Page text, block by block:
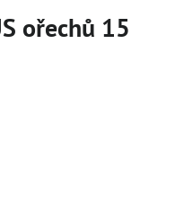
ořechů 15